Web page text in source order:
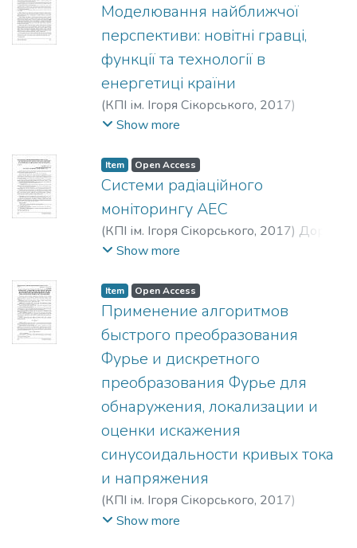
Моделювання найближчої
перспективи: новітні гравці,
функції та технології в
енергетиці країни
(КПІ ім. Ігоря Сікорського, 2017)
Чижевська, Ірина Анатоліївна
Ирина Анатольевна
Show more
Item Open Access
Системи радіаційного
моніторингу АЕС
(КПІ ім. Ігоря Сікорського, 2017) Дорож,
Ольга Анатоліївна
Kovalchuk, Viacheslav Ivanovych
Show more
Item Open Access
Применение алгоритмов
быстрого преобразования
Фурье и дискретного
преобразования Фурье для
обнаружения, локализации и
оценки искажения
синусоидальности кривых тока
и напряжения
(КПІ ім. Ігоря Сікорського, 2017)
Волошко, Анатолий Васильевич
Show more